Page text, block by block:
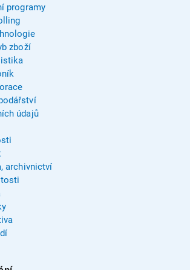
programy
zboží
údajů
archivnictví